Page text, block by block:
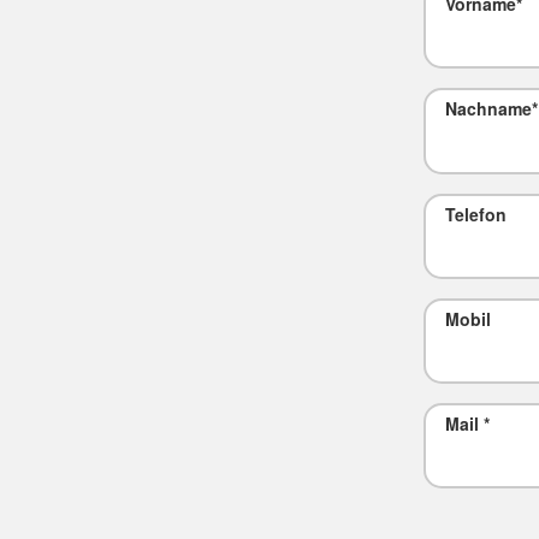
Nachname*
Telefon
Mobil
Mail*